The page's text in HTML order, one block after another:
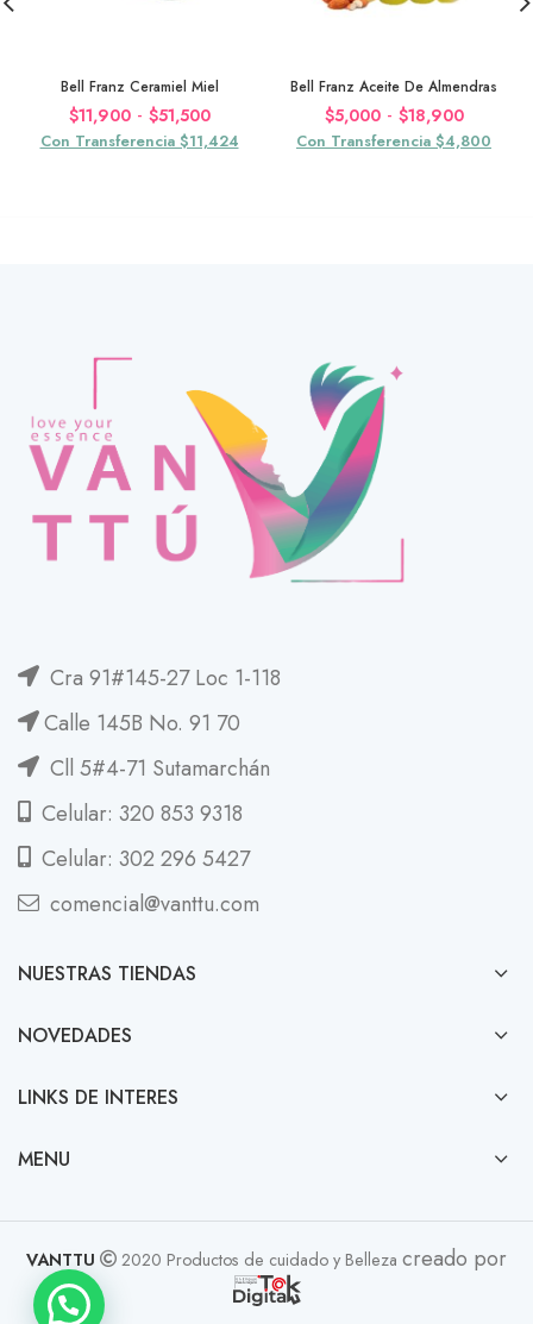
Bell Franz Ceramiel Miel
$11,900 - $51,500Rango
de
Con Transferencia $11,424
Bell Franz Aceite De Almendras
$5,000 - $18,900Rango
de
Con Transferencia $4,800
Cra 91#145-27 Loc 1-118
Calle 145B No. 91 70
Cll 5#4-71 Sutamarchán
Celular: 320 853 9318
Celular: 302 296 5427
comencial@vanttu.com
NUESTRAS TIENDAS
NOVEDADES
LINKS DE INTERES
MENU
VANTTU 2020 Productos de cuidado y Belleza creado por